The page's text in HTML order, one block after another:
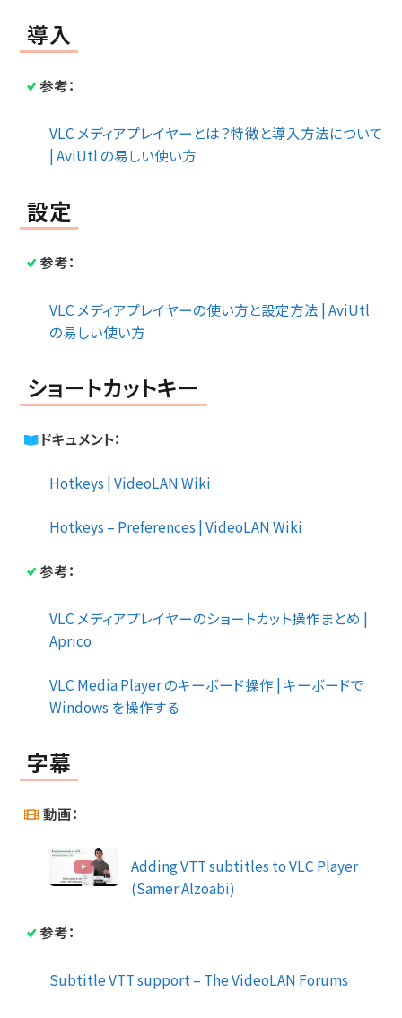
導入
参考：
VLC メディアプレイヤーとは？特徴と導入方法について
| AviUtl の易しい使い方
設定
参考：
VLC メディアプレイヤーの使い方と設定方法 | AviUtl
の易しい使い方
ショートカットキー
ドキュメント：
Hotkeys | VideoLAN Wiki
Hotkeys – Preferences | VideoLAN Wiki
参考：
VLC メディアプレイヤーのショートカット操作まとめ |
Aprico
VLC Media Player のキーボード操作 | キーボードで
Windows を操作する
字幕
動画：
Adding VTT subtitles to VLC Player
(Samer Alzoabi)
参考：
Subtitle VTT support – The VideoLAN Forums